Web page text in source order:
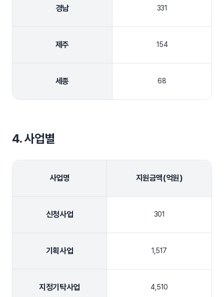
경남 331
제주 154
세종 68
4. 사업별
사업명 지원금액(억원)
신청사업 301
기획사업 1,517
지정기탁사업 4,510